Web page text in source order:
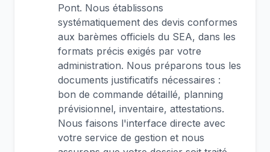
Pont. Nous établissons
systématiquement des devis conformes
aux barèmes officiels du SEA, dans les
formats précis exigés par votre
administration. Nous préparons tous les
documents justificatifs nécessaires :
bon de commande détaillé, planning
prévisionnel, inventaire, attestations.
Nous faisons l'interface directe avec
votre service de gestion et nous